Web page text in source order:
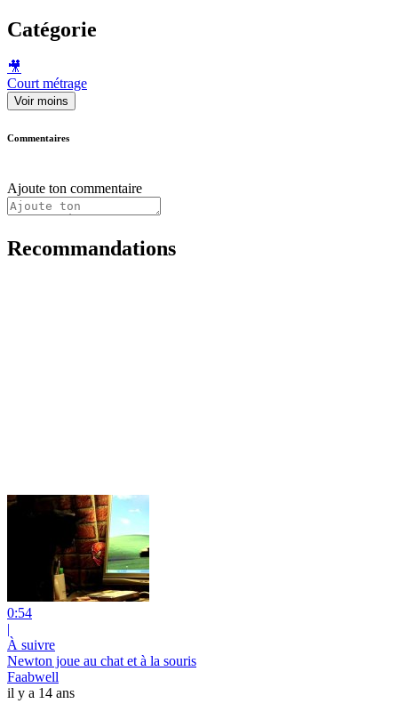
Catégorie
🎥
Court métrage
Voir moins
Commentaires
Ajoute ton commentaire
Recommandations
0:54
|
À suivre
Newton joue au chat et à la souris
Faabwell
il y a 14 ans